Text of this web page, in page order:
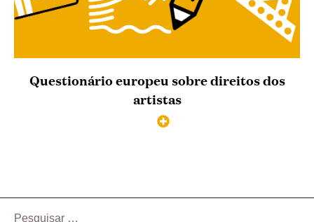
Questionário europeu sobre direitos dos
artistas